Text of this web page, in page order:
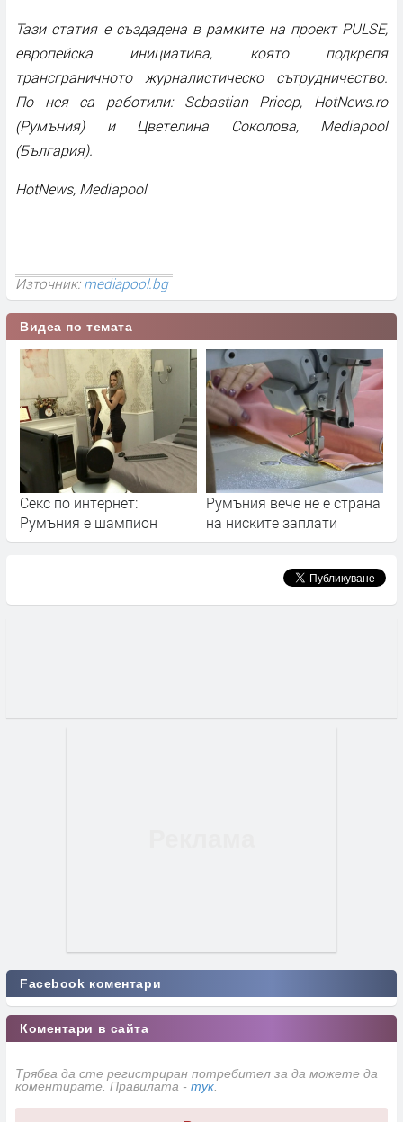
Тази статия е създадена в рамките на проект PULSE,
европейска инициатива, която подкрепя
трансграничното журналистическо сътрудничество.
По нея са работили: Sebastian Pricop, HotNews.ro
(Румъния) и Цветелина Соколова, Mediapool
(България).
HotNews, Mediapool
Източник:mediapool.bg
Видеа по темата
Секс по интернет:
Румъния е шампион
Румъния вече не е страна
на ниските заплати
Facebook коментари
Коментари в сайта
Трябва да сте регистриран потребител за да можете да
коментирате. Правилата - тук